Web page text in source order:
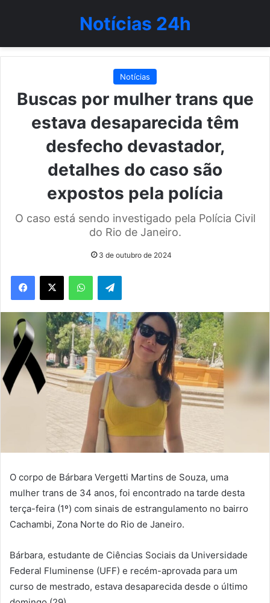
Notícias 24h
Notícias
Buscas por mulher trans que
estava desaparecida têm
desfecho devastador,
detalhes do caso são
expostos pela polícia
O caso está sendo investigado pela Polícia Civil
do Rio de Janeiro.
3 de outubro de 2024
WhatsAppTelegram
O corpo de Bárbara Vergetti Martins de Souza, uma
mulher trans de 34 anos, foi encontrado na tarde desta
terça-feira (1º) com sinais de estrangulamento no bairro
Cachambi, Zona Norte do Rio de Janeiro.
Bárbara, estudante de Ciências Sociais da Universidade
Federal Fluminense (UFF) e recém-aprovada para um
curso de mestrado, estava desaparecida desde o último